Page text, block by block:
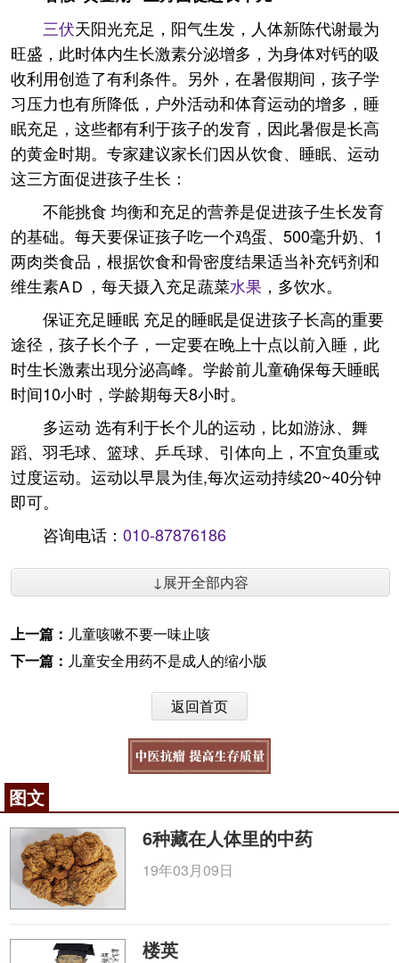
三伏天阳光充足，阳气生发，人体新陈代谢最为
旺盛，此时体内生长激素分泌增多，为身体对钙的吸
收利用创造了有利条件。另外，在暑假期间，孩子学
习压力也有所降低，户外活动和体育运动的增多，睡
眠充足，这些都有利于孩子的发育，因此暑假是长高
的黄金时期。专家建议家长们因从饮食、睡眠、运动
这三方面促进孩子生长：
不能挑食 均衡和充足的营养是促进孩子生长发育
的基础。每天要保证孩子吃一个鸡蛋、500毫升奶、1
两肉类食品，根据饮食和骨密度结果适当补充钙剂和
维生素AＤ，每天摄入充足蔬菜水果 ，多饮水。
保证充足睡眠 充足的睡眠是促进孩子长高的重要
途径，孩子长个子，一定要在晚上十点以前入睡，此
时生长激素出现分泌高峰。学龄前儿童确保每天睡眠
时间10小时，学龄期每天8小时。
多运动 选有利于长个儿的运动，比如游泳、舞
蹈、羽毛球、篮球、乒乓球、引体向上，不宜负重或
过度运动。运动以早晨为佳,每次运动持续20~40分钟
即可。
咨询电话： 010-87876186
↓展开全部内容
上一篇： 儿童咳嗽不要一味止咳
下一篇： 儿童安全用药不是成人的缩小版
返回首页
图文
6种藏在人体里的中药
19年03月09日
楼英